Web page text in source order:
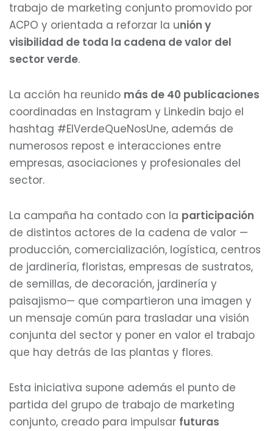
trabajo de marketing conjunto promovido por
ACPO y orientada a reforzar la unión y
visibilidad de toda la cadena de valor del
sector verde.
La acción ha reunido más de 40 publicaciones
coordinadas en Instagram y Linkedin bajo el
hashtag #ElVerdeQueNosUne, además de
numerosos repost e interacciones entre
empresas, asociaciones y profesionales del
sector.
La campaña ha contado con la participación
de distintos actores de la cadena de valor —
producción, comercialización, logística, centros
de jardinería, floristas, empresas de sustratos,
de semillas, de decoración, jardinería y
paisajismo— que compartieron una imagen y
un mensaje común para trasladar una visión
conjunta del sector y poner en valor el trabajo
que hay detrás de las plantas y flores.
Esta iniciativa supone además el punto de
partida del grupo de trabajo de marketing
conjunto, creado para impulsar futuras